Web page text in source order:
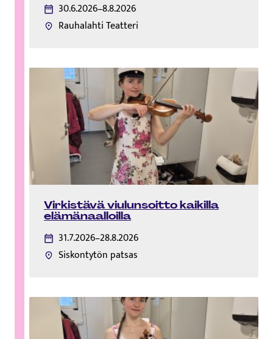
30.6.2026–8.8.2026
Rauhalahti Teatteri
Virkistävä viulunsoitto kaikilla
elämänaalloilla
31.7.2026–28.8.2026
Siskontytön patsas